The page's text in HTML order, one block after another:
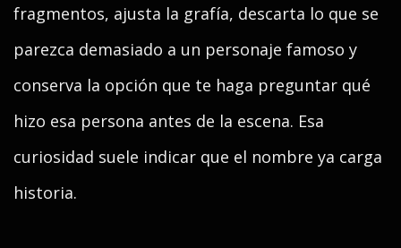
fragmentos, ajusta la grafía, descarta lo que se
parezca demasiado a un personaje famoso y
conserva la opción que te haga preguntar qué
hizo esa persona antes de la escena. Esa
curiosidad suele indicar que el nombre ya carga
historia.